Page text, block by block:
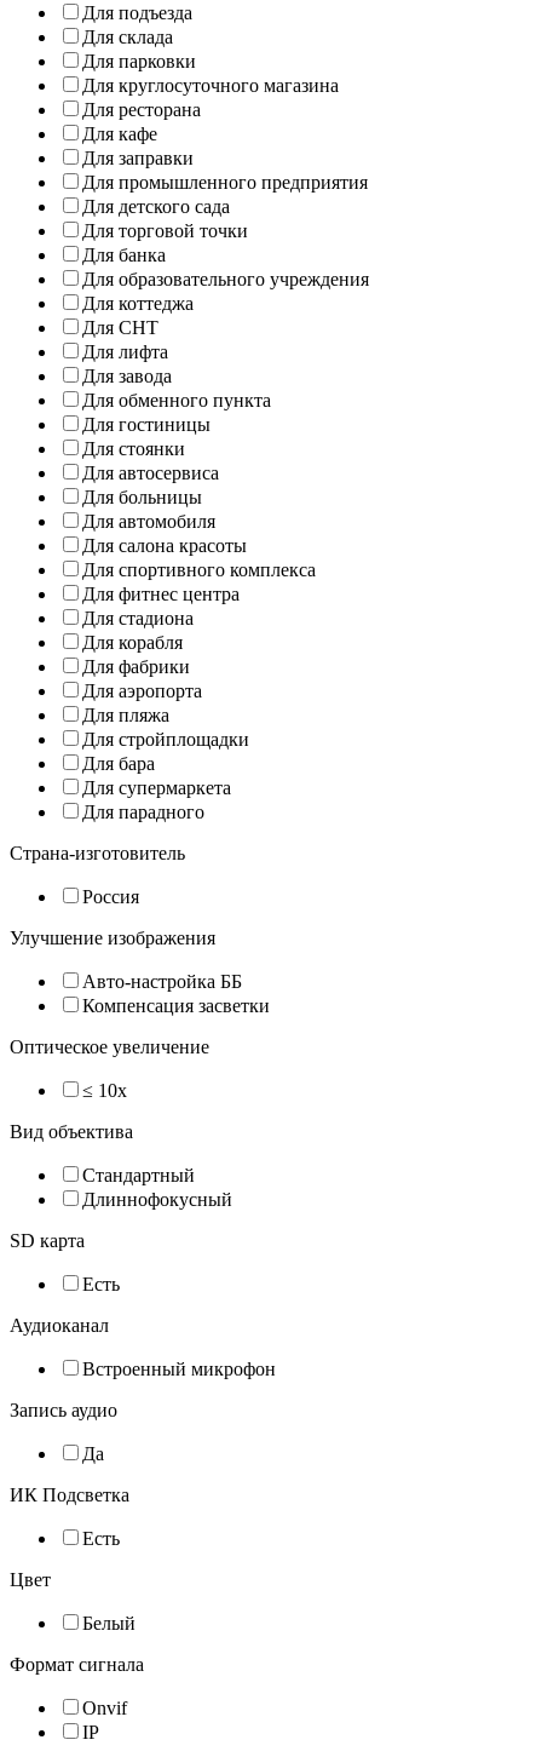
Для подъезда
Для склада
Для парковки
Для круглосуточного магазина
Для ресторана
Для кафе
Для заправки
Для промышленного предприятия
Для детского сада
Для торговой точки
Для банка
Для образовательного учреждения
Для коттеджа
Для СНТ
Для лифта
Для завода
Для обменного пункта
Для гостиницы
Для стоянки
Для автосервиса
Для больницы
Для автомобиля
Для салона красоты
Для спортивного комплекса
Для фитнес центра
Для стадиона
Для корабля
Для фабрики
Для аэропорта
Для пляжа
Для стройплощадки
Для бара
Для супермаркета
Для парадного
Страна-изготовитель
Россия
Улучшение изображения
Авто-настройка ББ
Компенсация засветки
Оптическое увеличение
≤ 10x
Вид объектива
Стандартный
Длиннофокусный
SD карта
Есть
Аудиоканал
Встроенный микрофон
Запись аудио
Да
ИК Подсветка
Есть
Цвет
Белый
Формат сигнала
Onvif
IP